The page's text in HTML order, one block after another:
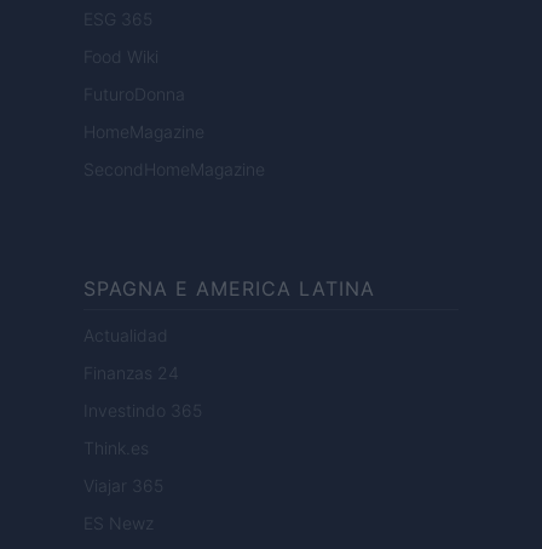
ESG 365
Food Wiki
FuturoDonna
HomeMagazine
SecondHomeMagazine
SPAGNA E AMERICA LATINA
Actualidad
Finanzas 24
Investindo 365
Think.es
Viajar 365
ES Newz